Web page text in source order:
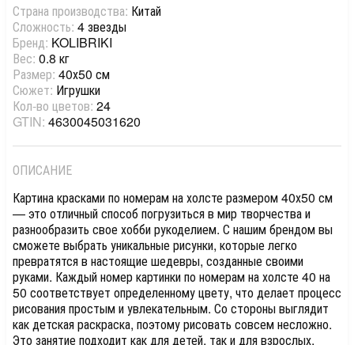
Страна производства: Китай
Сложность: 4 звезды
Бренд: KOLIBRIKI
Вес: 0.8 кг
Размер: 40х50 см
Сюжет: Игрушки
Кол-во цветов: 24
GTIN: 4630045031620
ОПИСАНИЕ
Картина красками по номерам на холсте размером 40х50 см
— это отличный способ погрузиться в мир творчества и
разнообразить свое хобби рукоделием. С нашим брендом вы
сможете выбрать уникальные рисунки, которые легко
превратятся в настоящие шедевры, созданные своими
руками. Каждый номер картинки по номерам на холсте 40 на
50 соответствует определенному цвету, что делает процесс
рисования простым и увлекательным. Со стороны выглядит
как детская раскраска, поэтому рисовать совсем несложно.
Это занятие подходит как для детей, так и для взрослых,